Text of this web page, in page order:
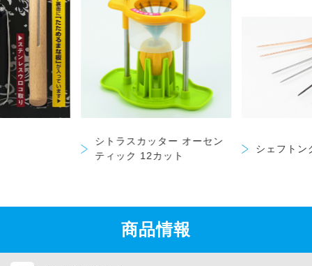
シトラスカッター オーセン
ティック 12カット
シェフトン
商品情報